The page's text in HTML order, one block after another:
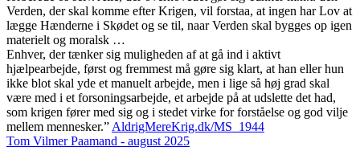
Verden, der skal komme efter Krigen, vil forstaa, at ingen har Lov at
lægge Hænderne i Skødet og se til, naar Verden skal bygges op igen
materielt og moralsk …
Enhver, der tænker sig muligheden af at gå ind i aktivt
hjælpearbejde, først og fremmest må gøre sig klart, at han eller hun
ikke blot skal yde et manuelt arbejde, men i lige så høj grad skal
være med i et forsoningsarbejde, et arbejde på at udslette det had,
som krigen fører med sig og i stedet virke for forståelse og god vilje
mellem mennesker.” AldrigMereKrig.dk/MS_1944
Tom Vilmer Paamand - august 2025